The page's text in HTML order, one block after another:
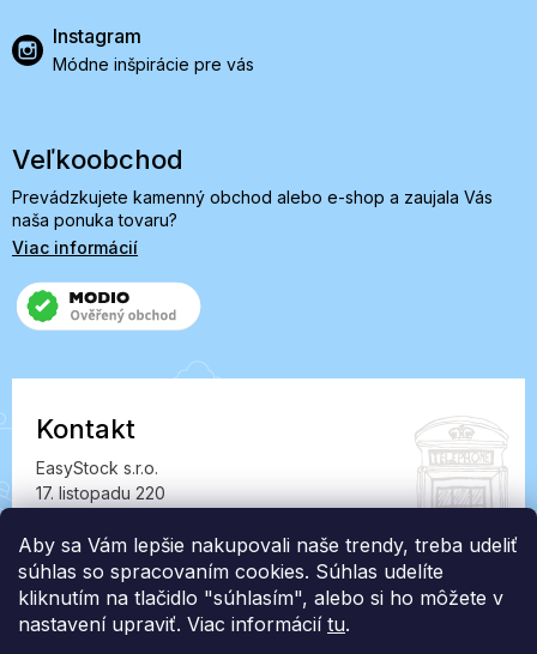
Aby sa Vám lepšie nakupovali naše trendy, treba udeliť
súhlas so spracovaním cookies. Súhlas udelíte
kliknutím na tlačidlo "súhlasím", alebo si ho môžete v
nastavení upraviť. Viac informácií tu.
Instagram
Módne inšpirácie pre vás
Veľkoobchod
Prevádzkujete kamenný obchod alebo e-shop a zaujala Vás
naša ponuka tovaru?
Viac informácií
Kontakt
EasyStock s.r.o.
17. listopadu 220
IČ: 07727402, DIČ: CZ07727402
info@londonclub.sk